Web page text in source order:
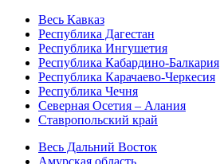
Весь Кавказ
Республика Дагестан
Республика Ингушетия
Республика Кабардино-Балкария
Республика Карачаево-Черкесия
Республика Чечня
Северная Осетия – Алания
Ставропольский край
Весь Дальний Восток
Амурская область